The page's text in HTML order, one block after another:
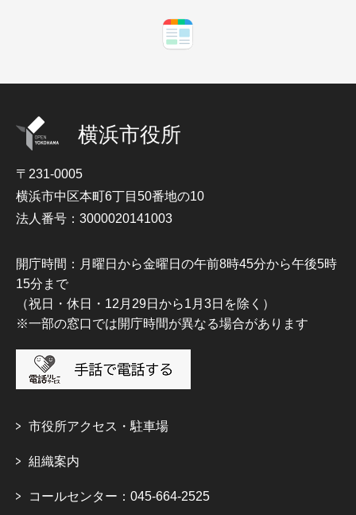
横浜市役所
〒231-0005
横浜市中区本町6丁目50番地の10
法人番号：3000020141003
開庁時間：月曜日から金曜日の午前8時45分から午後5時
15分まで
（祝日・休日・12月29日から1月3日を除く）
※一部の窓口では開庁時間が異なる場合があります
市役所アクセス・駐車場
組織案内
コールセンター：045-664-2525